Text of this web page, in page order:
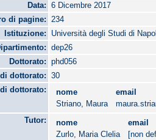
Data:
6 Dicembre 2017
di pagine:
234
Istituzione:
Università degli Studi di
dep26
Dottorato:
phd056
dottorato:
30
dottorato:
nome
email
Striano, Maura
Tutor:
nome
email
Zurlo, Maria Clelia
[non